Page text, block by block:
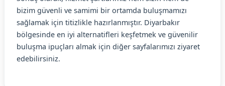
bizim güvenli ve samimi bir ortamda buluşmamızı
sağlamak için titizlikle hazırlanmıştır. Diyarbakır
bölgesinde en iyi alternatifleri keşfetmek ve güvenilir
buluşma ipuçları almak için diğer sayfalarımızı ziyaret
edebilirsiniz.